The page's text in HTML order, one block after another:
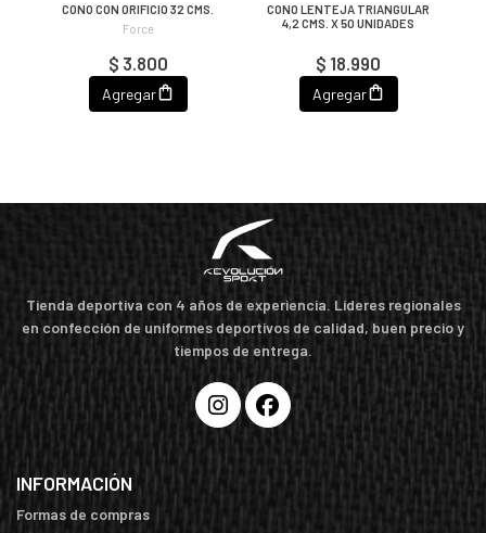
CONO CON ORIFICIO 32 CMS.
Force
$ 3.800
Agregar
CONO LENTEJA TRIANGULAR
4,2 CMS. X 50 UNIDADES
$ 18.990
Agregar
Tienda deportiva con 4 años de experiencia. Líderes regionales
en confección de uniformes deportivos de calidad, buen precio y
tiempos de entrega.
INFORMACIÓN
Formas de compras